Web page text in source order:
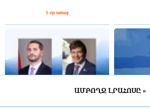
1 օր առաջ
ԱՄԲՈՂՋ ԼՐԱՀՈՍԸ »